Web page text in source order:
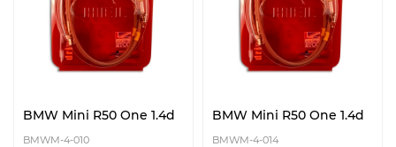
BMW Mini R50 One 1.4d
BMWM-4-010
BMW Mini R50 One 1.4d
BMWM-4-014